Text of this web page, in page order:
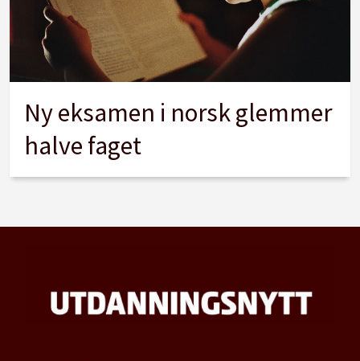
Ny eksamen i norsk glemmer
halve faget